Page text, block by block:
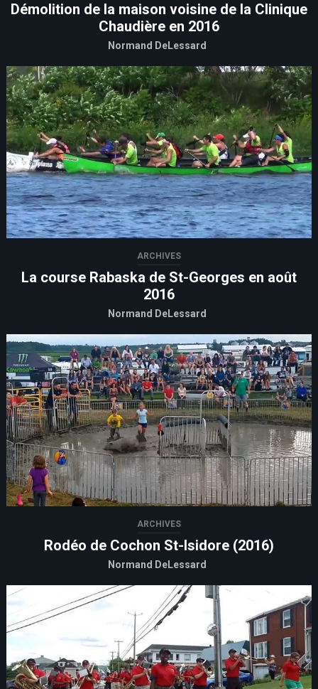
Démolition de la maison voisine de la Clinique
Chaudière en 2016
Normand DeLessard
ARCHIVES
La course Rabaska de St-Georges en août
2016
Normand DeLessard
ARCHIVES
Rodéo de Cochon St-Isidore (2016)
Normand DeLessard